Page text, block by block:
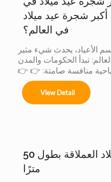
municipales.
Festivales navideños,
activaciones de marca.
شجرة عيد ميلاد
في العالم؟
الأعياد، يحدث شيء مثير
تبدأ الحكومات والمدن
منافسة صامتة: 👉 👉
من الزوار يُحدث ذلك
الاجتماعي يتم إنتاج قيمة
يشارك المصنعون أيضاً.
فحسب......
View Detail
مصنع أشجار عيد الميلاد العملاقة بطول 50
مترًا